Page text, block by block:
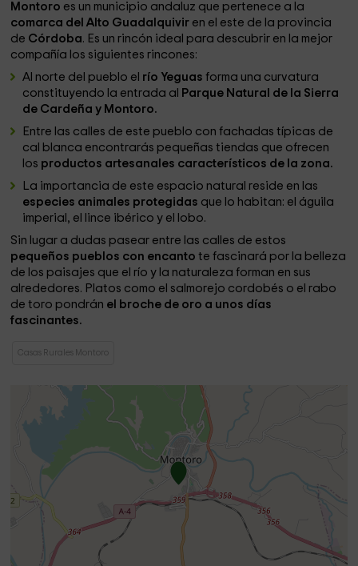
Montoro es un municipio andaluz que pertenece a la
comarca del Alto Guadalquivir en el este de la provincia
de Córdoba. Es un rincón ideal para descubrir en la mejor
compañía los siguientes rincones:
Al norte del pueblo el río Yeguasforma una curvatura
constituyendo la entrada al
Parque Natural de la Sierra
de Cardeña y Montoro.
Entre las calles de este pueblo con fachadas típicas de
cal blanca encontrarás pequeñas tiendas que ofrecen
los productos artesanales característicos de la zona.
La importancia de este espacio natural reside en las
especies animales protegidas que lo habitan: el águila
imperial, el lince ibérico y el lobo.
Sin lugar a dudas pasear entre las calles de estos
pequeños pueblos con encantote fascinará por la belleza
de los paisajes que el río y la naturaleza forman en sus
alrededores. Platos como el salmorejo cordobés o el rabo
de toro pondrán el broche de oro a unos días
fascinantes.
Casas Rurales Montoro